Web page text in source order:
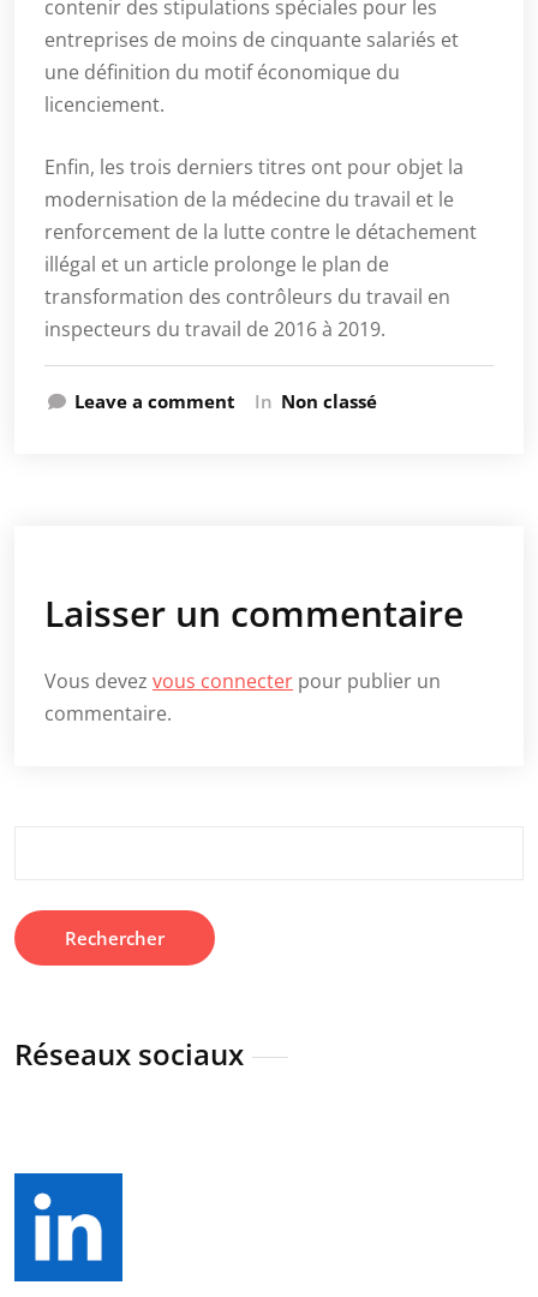
contenir des stipulations spéciales pour les
entreprises de moins de cinquante salariés et
une définition du motif économique du
licenciement.
Enfin, les trois derniers titres ont pour objet la
modernisation de la médecine du travail et le
renforcement de la lutte contre le détachement
illégal et un article prolonge le plan de
transformation des contrôleurs du travail en
inspecteurs du travail de 2016 à 2019.
Leave a comment In Non classé
Laisser un commentaire
Vous devez vous connecter pour publier un
commentaire.
Réseaux sociaux